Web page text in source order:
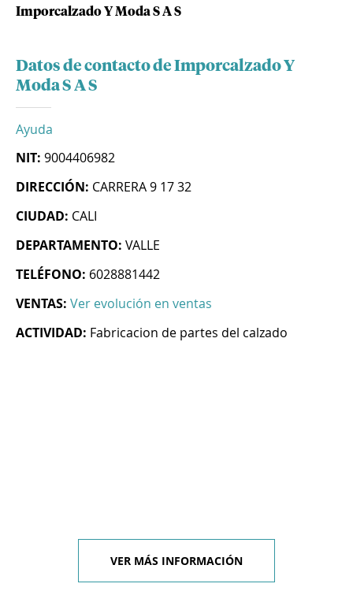
Imporcalzado Y Moda S A S
Datos de contacto de Imporcalzado Y
Moda S A S
Ayuda
NIT: 9004406982
DIRECCIÓN: CARRERA 9 17 32
CIUDAD: CALI
DEPARTAMENTO: VALLE
TELÉFONO: 6028881442
VENTAS: Ver evolución en ventas
ACTIVIDAD: Fabricacion de partes del calzado
VER MÁS INFORMACIÓN